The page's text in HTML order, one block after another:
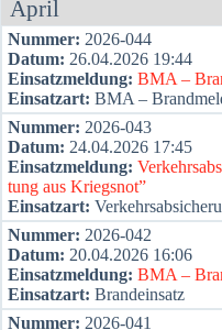
April
Num­mer: 2026-044
Datum: 26.04.2026 19:44
Ein­satz­mel­dung: BMA –
Ein­satz­art: BMA –
Num­mer: 2026-043
Datum: 24.04.2026 17:45
Ein­satz­mel­dung:
tung aus Kriegs­not”
Ein­satz­art:
Num­mer: 2026-042
Datum: 20.04.2026 16:06
Ein­satz­mel­dung: BMA –
Ein­satz­art: Brand­ein­satz
Num­mer: 2026-041